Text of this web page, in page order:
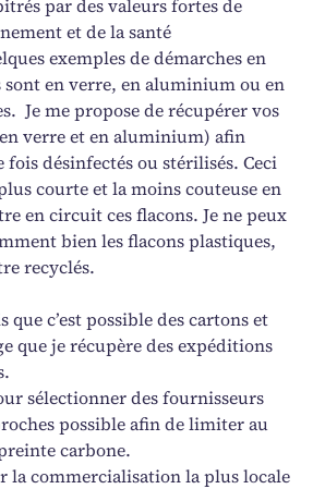
par des valeurs fortes de
et de la santé
exemples de démarches en
sont en verre, en aluminium ou en
Je me propose de récupérer vos
verre et en aluminium) afin
fois désinfectés ou stérilisés. Ceci
courte et la moins couteuse en
en circuit ces flacons. Je ne peux
bien les flacons plastiques,
recyclés.
que c’est possible des cartons et
que je récupère des expéditions
sélectionner des fournisseurs
possible afin de limiter au
carbone.
la commercialisation la plus locale